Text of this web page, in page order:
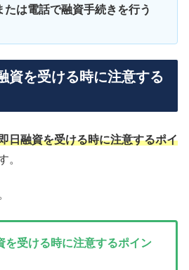
たは電話で融資手続きを行う
資を受ける時に注意する
日融資を受ける時に注意するポイ
。
を受ける時に注意するポイン